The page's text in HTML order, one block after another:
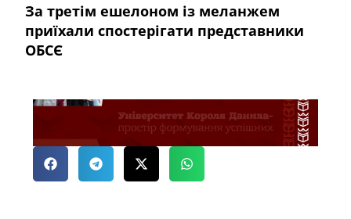
За третім ешелоном із меланжем
приїхали спостерігати представники
ОБСЄ